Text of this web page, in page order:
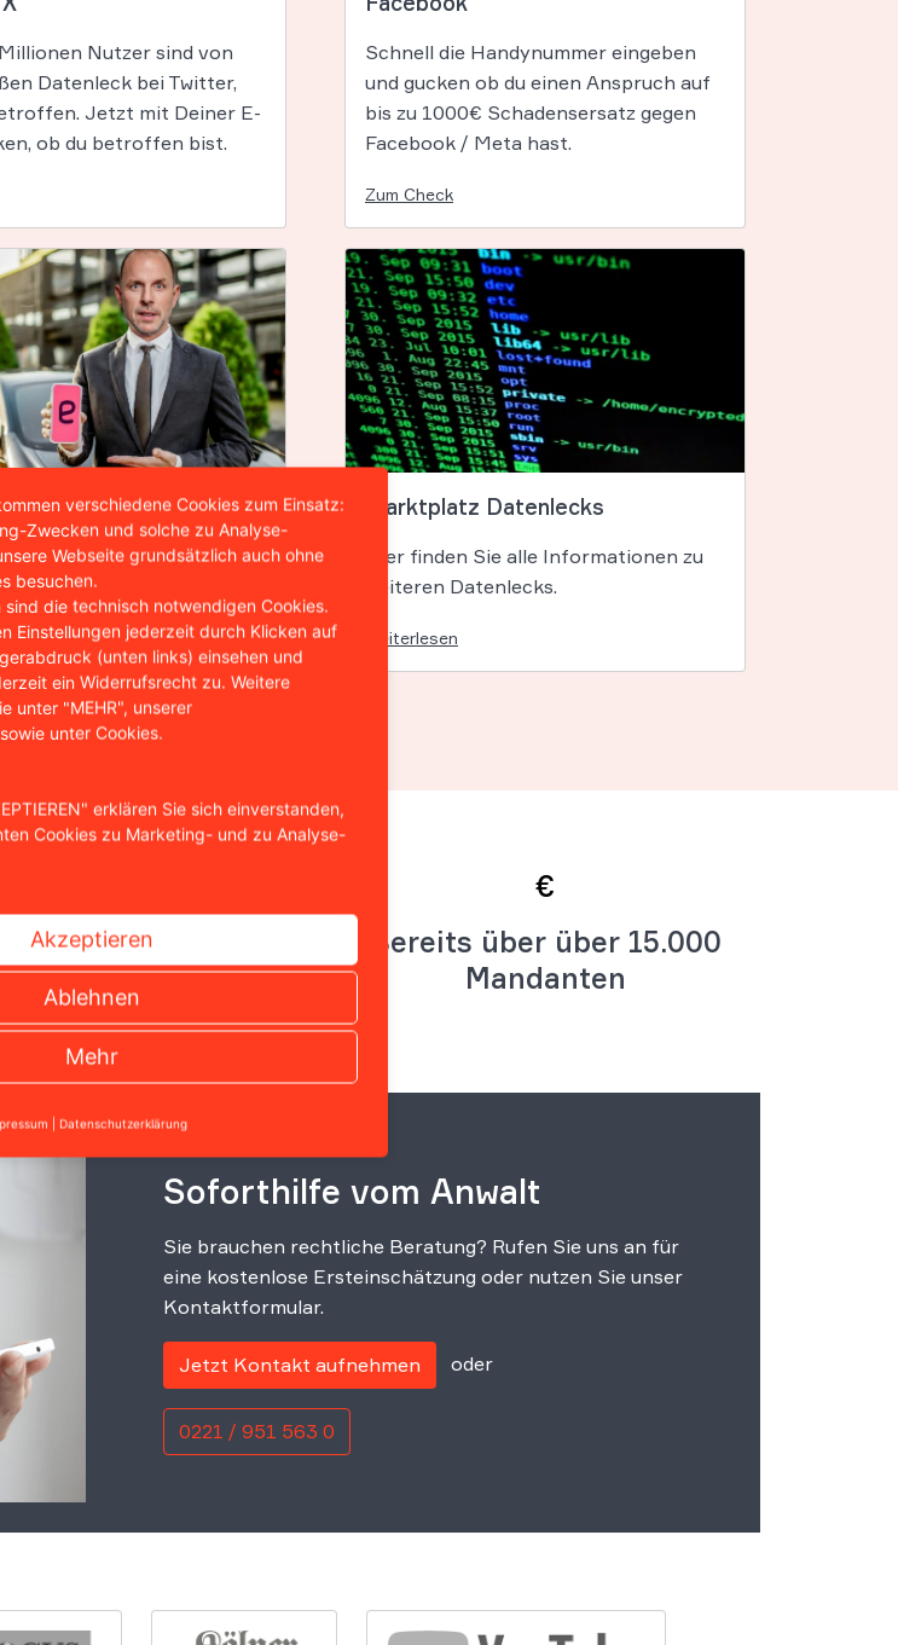
Nutzer sind von
Datenleck bei Twitter,
Jetzt mit Deiner E-
ob du betroffen bist.
Schnell die Handynummer eingeben
und gucken ob du einen Anspruch auf
bis zu 1000€ Schadensersatz gegen
Facebook / Meta hast.
Zum Check
Easypark muss einen
eingestehen und teilte
auf zahlreiche
zugegriffen wurde.
Marktplatz Datenlecks
Hier finden Sie alle Informationen zu
weiteren Datenlecks.
Weiterlesen
Dein Recht
durch!
€
Bereits über über 15.000
Mandanten
Soforthilfe vom Anwalt
Sie brauchen rechtliche Beratung? Rufen Sie uns an für
eine kostenlose Ersteinschätzung oder nutzen Sie unser
Kontaktformular.
Jetzt Kontakt aufnehmen oder
0221 / 951 563 0
verschiedene Cookies zum Einsatz:
Zwecken und solche zu Analyse-
Webseite grundsätzlich auch ohne
besuchen.
sind die technisch notwendigen Cookies.
Einstellungen jederzeit durch Klicken auf
(unten links) einsehen und
ein Widerrufsrecht zu. Weitere
unter "MEHR", unserer
unter Cookies.
erklären Sie sich einverstanden,
Cookies zu Marketing- und zu Analyse-
Akzeptieren
Ablehnen
Mehr
| Datenschutzerklärung